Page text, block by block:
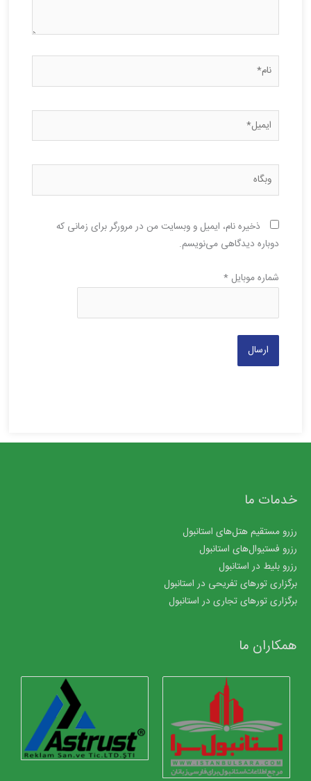
نام*
ایمیل*
وبگاه
ذخیره نام، ایمیل و وبسایت من در مرورگر برای زمانی که
دوباره دیدگاهی می‌نویسم.
شماره موبایل*
خدمات ما
رزرو مستقیم هتل‌های استانبول
رزرو فستیوال‌های استانبول
رزرو بلیط در استانبول
برگزاری تورهای تفریحی در استانبول
برگزاری تورهای تجاری در استانبول
همکاران ما